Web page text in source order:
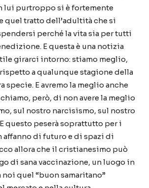
lui purtroppo si è fortemente
quel tratto dell’adultità che si
perché la vita sia per tutti
E questa è una notizia
girarci intorno: stiamo meglio,
a qualunque stagione della
specie. E avremo la meglio anche
però, di non avere la meglio
sul nostro narcisismo, sul nostro
questo peserà soprattutto per i
di futuro e di spazi di
allora che il cristianesimo può
di sana vaccinazione, un luogo in
quel “buon samaritano”